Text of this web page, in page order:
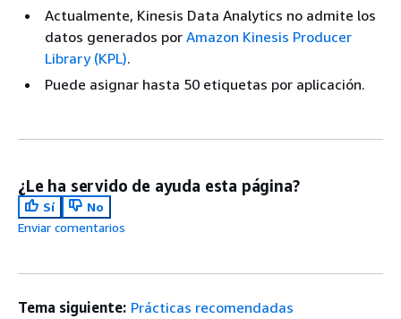
Actualmente, Kinesis Data Analytics no admite los
datos generados por Amazon Kinesis Producer
Library (KPL).
Puede asignar hasta 50 etiquetas por aplicación.
¿Le ha servido de ayuda esta página?
Sí
No
Enviar comentarios
Tema siguiente: Prácticas recomendadas